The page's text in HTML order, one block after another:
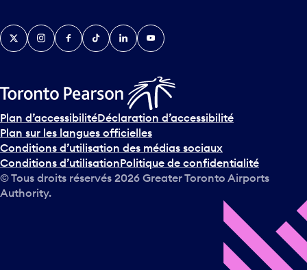
v
e
n
s
u
r
l
e
c
a
TwitterInstagramFacebook
TikTokLinkedInYouTube
Plan d’accessibilitéDéclaration d’accessibilité
Plan sur les langues officielles
Conditions d’utilisation des médias sociaux
Conditions d’utilisationPolitique de confidentialité
© Tous droits réservés 2026 Greater Toronto Airports
Authority.